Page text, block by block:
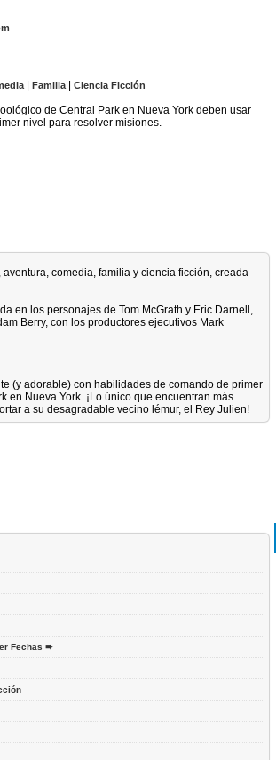
| Familia| Ciencia Ficción
de Central Park en Nueva York deben usar
nivel para resolver misiones.
comedia, familia y ciencia ficción, creada
en los personajes de Tom McGrath y Eric Darnell,
Berry, con los productores ejecutivos Mark
(y adorable) con habilidades de comando de primer
en Nueva York. ¡Lo único que encuentran más
a su desagradable vecino lémur, el Rey Julien!
Fechas ➨